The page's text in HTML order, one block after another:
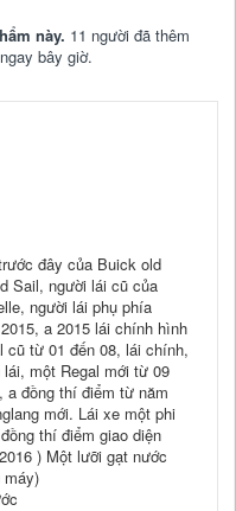
này. 11 người đã thêm
bây giờ.
đây của Buick old
Sail, người lái cũ của
người lái phụ phía
a 2015 lái chính hình
cũ từ 01 đến 08, lái chính,
một Regal mới từ 09
a đồng thí điểm từ năm
mới. Lái xe một phi
thí điểm giao diện
) Một lưỡi gạt nước
máy)